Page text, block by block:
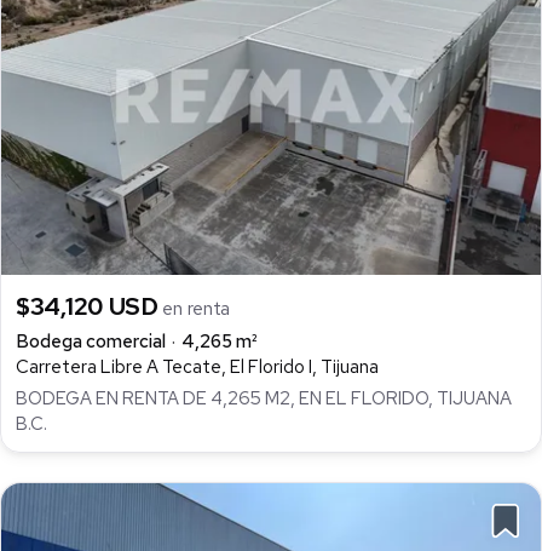
$34,120 USD en renta
Bodega comercial
4,265 m²
Carretera Libre A Tecate, El Florido I, Tijuana
BODEGA EN RENTA DE 4,265 M2, EN EL FLORIDO, TIJUANA
B.C.